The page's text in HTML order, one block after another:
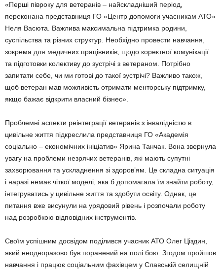
«Перші півроку для ветеранів – найскладніший період,
переконана представниця ГО «Центр допомоги учасникам АТО»
Неля Васюта. Важлива максимальна підтримка родини,
суспільства та різних структур. Необхідно провести навчання,
зокрема для медичних працівників, щодо коректної комунікації
та підготовки колективу до зустрічі з ветераном. Потрібно
запитати себе, чи ми готові до такої зустрічі? Важливо також,
щоб ветеран мав можливість отримати менторську підтримку,
якщо бажає відкрити власний бізнес».
Проблемні аспекти реінтеграції ветеранів з інвалідністю в
цивільне життя підкреслила представниця ГО «Академія
соціально – економічних ініціатив» Ярина Танчак. Вона звернула
увагу на проблеми незрячих ветеранів, які мають супутні
захворювання та ускладнення зі здоров’ям. Це складна ситуація
і наразі немає чіткої моделі, яка б допомагала їм знайти роботу,
інтегруватись у цивільне життя та здобути освіту. Однак, це
питання вже висунули на урядовий рівень і розпочали роботу
над розробкою відповідних інструментів.
Своїм успішним досвідом поділився учасник АТО Олег Ціздин,
який неодноразово був поранений на полі бою. Згодом пройшов
навчання і працює соціальним фахівцем у Славській селищній